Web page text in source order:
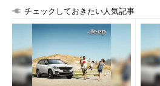
チェックしておきたい人気記事